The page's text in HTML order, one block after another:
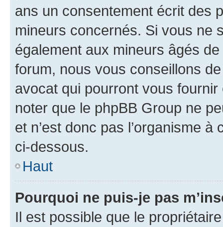
ans un consentement écrit des
mineurs concernés. Si vous ne
également aux mineurs âgés
forum, nous vous conseillons
avocat qui pourront vous
noter que le phpBB Group ne
et n’est donc pas l’organisme
ci-dessous.
Haut
Pourquoi ne puis-je pas
Il est possible que le